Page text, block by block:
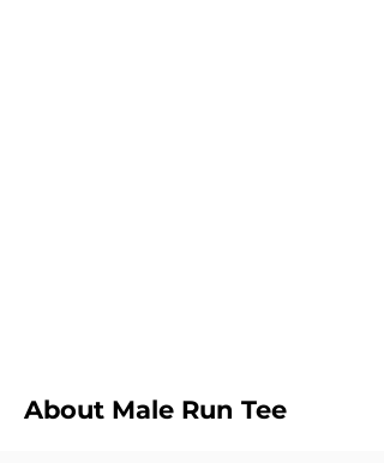
About Male Run Tee